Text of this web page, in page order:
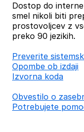
Dostop do
smel nikoli biti
prostovoljcev z
preko 90 jezikih.
Preverite
Opombe ob izdaji
Izvorna koda
Obvestilo o
Potrebujete